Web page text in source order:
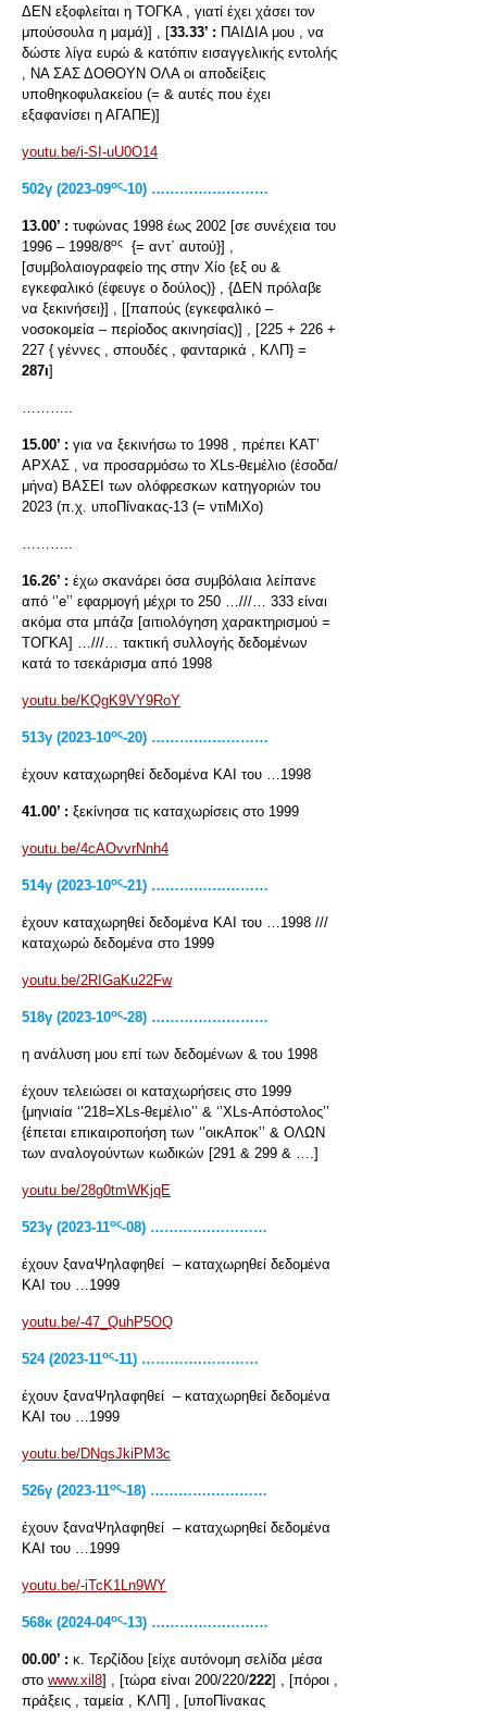
ΔΕΝ εξοφλείται η ΤΟΓΚΑ , γιατί έχει χάσει τον
μπούσουλα η μαμά)] , [33.33’ : ΠΑΙΔΙΑ μου , να
δώστε λίγα ευρώ & κατόπιν εισαγγελικής εντολής
, ΝΑ ΣΑΣ ΔΟΘΟΥΝ ΟΛΑ οι αποδείξεις
υποθηκοφυλακείου (= & αυτές που έχει
εξαφανίσει η ΑΓΑΠΕ)]
youtu.be/i-SI-uU0O14
502γ (2023-09ος-10) ………….…………
13.00’ : τυφώνας 1998 έως 2002 [σε συνέχεια του
1996 – 1998/8ος
{= αντ΄ αυτού}] ,
[συμβολαιογραφείο της στην Χίο {εξ ου &
εγκεφαλικό (έφευγε ο δούλος)} , {ΔΕΝ πρόλαβε
να ξεκινήσει}] , [[παπούς (εγκεφαλικό –
νοσοκομεία – περίοδος ακινησίας)] , [225 + 226 +
227 { γέννες , σπουδές , φανταρικά , ΚΛΠ} =
287ι]
………..
15.00’ : για να ξεκινήσω το 1998 , πρέπει ΚΑΤ’
ΑΡΧΑΣ , να προσαρμόσω το XLs-θεμέλιο (έσοδα/
μήνα) ΒΑΣΕΙ των ολόφρεσκων κατηγοριών του
2023 (π.χ. υποΠίνακας-13 (= ντιΜιΧο)
………..
16.26’ : έχω σκανάρει όσα συμβόλαια λείπανε
από ‘’e’’ εφαρμογή μέχρι το 250 …///… 333 είναι
ακόμα στα μπάζα [αιτιολόγηση χαρακτηρισμού =
ΤΟΓΚΑ] …///… τακτική συλλογής δεδομένων
κατά το τσεκάρισμα από 1998
youtu.be/KQgK9VY9RoY
513γ (2023-10ος-20) ………….…………
έχουν καταχωρηθεί δεδομένα ΚΑΙ του …1998
41.00’ : ξεκίνησα τις καταχωρίσεις στο 1999
youtu.be/4cAOvvrNnh4
514γ (2023-10ος-21) ………….…………
έχουν καταχωρηθεί δεδομένα ΚΑΙ του …1998 ///
καταχωρώ δεδομένα στο 1999
youtu.be/2RIGaKu22Fw
518γ (2023-10ος-28) ………….…………
η ανάλυση μου επί των δεδομένων & του 1998
έχουν τελειώσει οι καταχωρήσεις στο 1999
{μηνιαία ‘’218=XLs-θεμέλιο’’ & ‘’XLs-Απόστολος’’
{έπεται επικαιροποήση των ‘’οικΑποκ’’ & ΟΛΩΝ
των αναλογούντων κωδικών [291 & 299 & ….]
youtu.be/28g0tmWKjqE
523γ (2023-11ος-08) ………….…………
έχουν ξαναΨηλαφηθεί – καταχωρηθεί δεδομένα
ΚΑΙ του …1999
youtu.be/-47_QuhP5OQ
524 (2023-11ος-11) ………….…………
έχουν ξαναΨηλαφηθεί – καταχωρηθεί δεδομένα
ΚΑΙ του …1999
youtu.be/DNgsJkiPM3c
526γ (2023-11ος-18) ………….…………
έχουν ξαναΨηλαφηθεί – καταχωρηθεί δεδομένα
ΚΑΙ του …1999
youtu.be/-iTcK1Ln9WY
568κ (2024-04ος-13) ………….…………
00.00’ : κ. Τερζίδου [είχε αυτόνομη σελίδα μέσα
στο www.xil8] , [τώρα είναι 200/220/222] , [πόροι ,
πράξεις , ταμεία , ΚΛΠ] , [υποΠίνακας